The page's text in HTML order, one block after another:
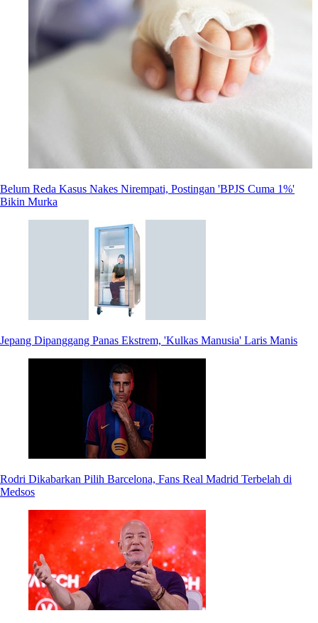
Belum Reda Kasus Nakes Nirempati, Postingan 'BPJS Cuma 1%'
Bikin Murka
Jepang Dipanggang Panas Ekstrem, 'Kulkas Manusia' Laris Manis
Rodri Dikabarkan Pilih Barcelona, Fans Real Madrid Terbelah di
Medsos